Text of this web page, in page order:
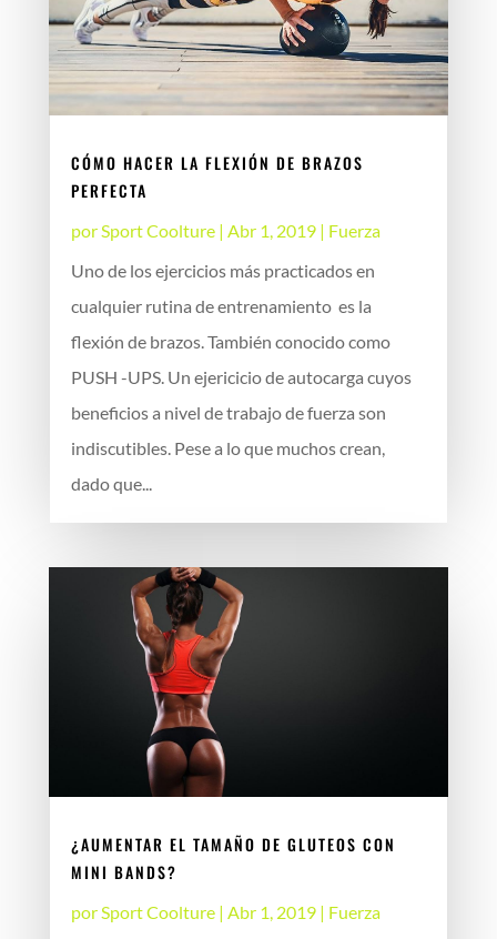
CÓMO HACER LA FLEXIÓN DE BRAZOS
PERFECTA
por Sport Coolture| Abr 1, 2019| Fuerza
Uno de los ejercicios más practicados en
cualquier rutina de entrenamiento es la
flexión de brazos. También conocido como
PUSH -UPS. Un ejericicio de autocarga cuyos
beneficios a nivel de trabajo de fuerza son
indiscutibles. Pese a lo que muchos crean,
dado que...
¿AUMENTAR EL TAMAÑO DE GLUTEOS CON
MINI BANDS?
por Sport Coolture| Abr 1, 2019| Fuerza